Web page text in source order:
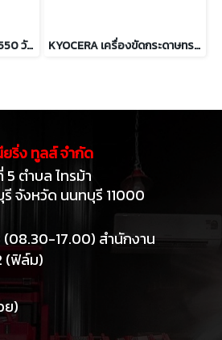
KYOCERA กบไสไม้ไฟฟ้า 550 วัตต์ กว้าง 82มม. รุ่น HL-83N KYOCERA เครื่องขัดกระดาษทรายแบบสั่น 150 วัตต์ รุ่น HS-150
ริ่ง ทูลส์ จำกัด
5 ตำบล ไทรม้า
จังหวัด นนทบุรี 11000
17.00) สำนักงาน
ฟิล์ม)
ย)